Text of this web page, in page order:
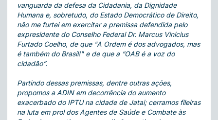
vanguarda da defesa da Cidadania, da Dignidade
Humana e, sobretudo, do Estado Democrático de Direito,
não me furtei em exercitar a premissa defendida pelo
expresidente do Conselho Federal Dr. Marcus Vinicius
Furtado Coelho, de que "A Ordem é dos advogados, mas
é também do Brasil!" e de que a “OAB é a voz do
cidadão”.
Partindo dessas premissas, dentre outras ações,
propomos a ADIN em decorrência do aumento
exacerbado do IPTU na cidade de Jatai; cerramos fileiras
na luta em prol dos Agentes de Saúde e Combate às